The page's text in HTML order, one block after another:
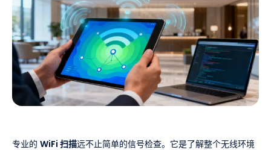
专业的 WiFi 扫描远不止简单的信号检查。它是了解整个无线环境